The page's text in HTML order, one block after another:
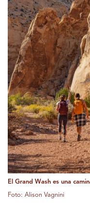
El Grand Wash es una
Foto: Alison Vagnini